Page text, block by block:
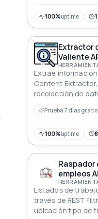
disponibilidad de
emprendimientos
creatividad,
perfecta y
sin esfuerzo.
búsqueda con
Domain Searcher.
100%uptime
Extractor
Valiente
Extrae
Content
recolección de
proyectos.
Prueba 7 días gratis
100%uptime
Raspador
empleos
Listados de
través de REST
ubicación tipo de